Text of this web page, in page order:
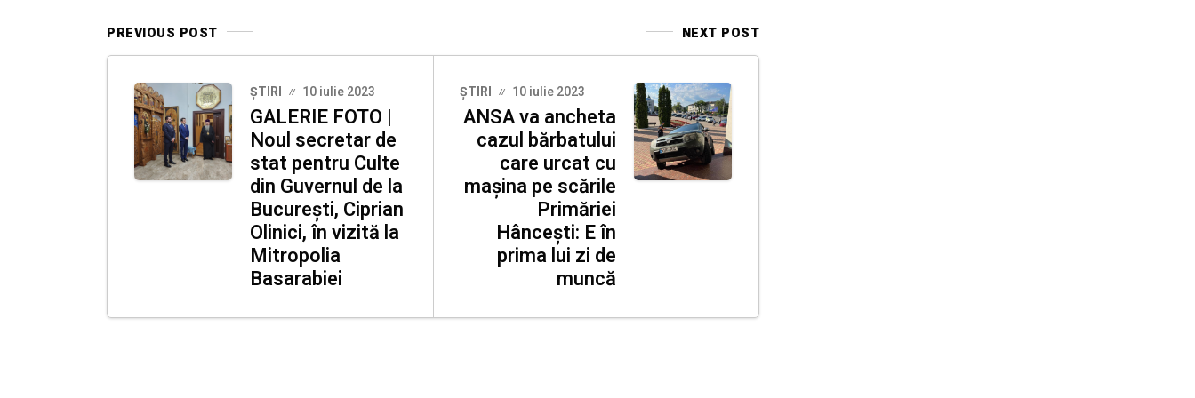
PREVIOUS POST NEXT POST
ȘTIRI 10 iulie 2023
GALERIE FOTO |
Noul secretar de
stat pentru Culte
din Guvernul de la
București, Ciprian
Olinici, în vizită la
Mitropolia
Basarabiei
ȘTIRI 10 iulie 2023
ANSA va ancheta
cazul bărbatului
care urcat cu
mașina pe scările
Primăriei
Hâncești: E în
prima lui zi de
muncă